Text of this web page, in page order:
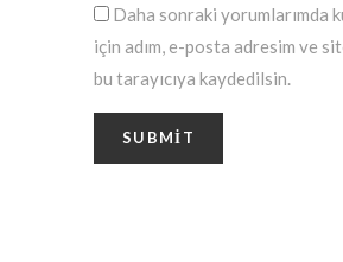
Daha sonraki yorumlarımda
için adım, e-posta adresim ve
bu tarayıcıya kaydedilsin.